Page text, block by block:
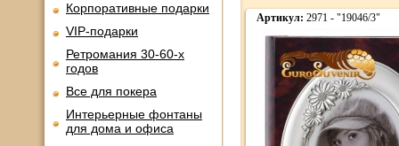
Корпоративные подарки
VIP-подарки
Ретромания 30-60-х
годов
Все для покера
Интерьерные фонтаны
для дома и офиса
Артикул: 2971 - "19046/3"